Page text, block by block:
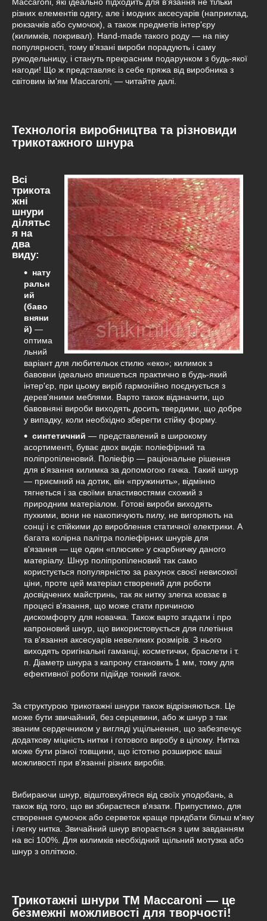
різних елементів одягу, але і модних аксесуарів (наприклад,
рюкзачків або сумочок), а також предметів інтер'єру
(килимків, покривал). Hand-made такого роду — на піку
популярності, тому в'язані вироби порадують і саму
рукодельницу, і стануть прекрасним подарунком з будь-якої
нагоди! Що ж представляє із себе пряжа від виробника з
світовим ім'ям Maccaroni, — читайте далі.
Технологія виробництва та різновиди
трикотажного шнура
Всі
трикота
жні
шнури
ділятьс
я на
два
виду:
нату
ральн
ий
(баво
вняни
й) —
оптима
льний
варіант для любительок стилю «еко»; килимок з
бавовни ідеально впишеться практично в будь-який
інтер'єр, при цьому виріб гармонійно поєднується з
дерев'яними меблями. Варто також відзначити, що
бавовняні вироби виходять досить твердими, що добре
у випадку, коли необхідно зберегти стійку форму.
синтетичний — представлений в широкому
асортименті, буває двох видів: поліефірний та
поліпропіленовий. Поліефір — раціональне рішення
для в'язання килимка за допомогою гачка. Такий шнур
— приємний на дотик, він «пружинить», відмінно
тягнеться і за своїми властивостями схожий з
природним матеріалом. Готові вироби виходять
пухкими, вони не накопичують пилу, не вигоряють на
сонці і є стійкими до вироблення статичної електрики. А
багата колірна палітра поліефірних шнурів для
в'язання — ще один «плюсик» у скарбничку даного
матеріалу. Шнур поліпропіленовий так само
користується популярністю за рахунок своєї невисокої
ціни, проте цей матеріал створений для роботи
досвідчених майстринь, так як нитку злегка ковзає в
процесі в'язання, що може стати причиною
дискомфорту для новачка. Також варто згадати і про
капроновий шнур, що використовується для плетіння
та в'язання аксесуарів невеликих розмірів. З нього
виходять оригінальні гаманці, косметички, браслети і т.
п. Діаметр шнура з капрону становить 1 мм, тому для
ефективної роботи підійде тонкий гачок.
За структурою трикотажні шнури також відрізняються. Це
може бути звичайний, без серцевини, або ж шнур з так
званим сердечником у вигляді ущільнення, що забезпечує
додаткову міцність нитки і готового виробу в цілому. Нитка
може бути різної товщини, що істотно розширює ваші
можливості при в'язанні різних виробів.
Вибираючи шнур, відштовхуйтеся від своїх уподобань, а
також від того, що ви збираєтеся в'язати. Припустимо, для
створення сумочок або серветок краще придбати більш м'яку
і легку нитка. Звичайний шнур впорається з цим завданням
на всі 100%. Для килимків необхідний щільний мотузка або
шнур з опліткою.
Трикотажні шнури ТМ Maccaroni — це
безмежні можливості для творчості!